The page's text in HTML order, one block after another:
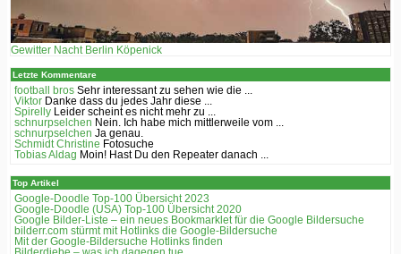
Gewitter Nacht Berlin Köpenick
Letzte Kommentare
football bros Sehr interessant zu sehen wie die ...
Viktor Danke dass du jedes Jahr diese ...
Spirelly
Leider scheint es nicht mehr zu ...
schnurpselchen Nein. Ich habe mich mittlerweile vom ...
schnurpselchen Ja genau.
Schmidt Christine Fotosuche
Tobias Aldag Moin! Hast Du den Repeater danach ...
Top Artikel
Google-Doodle Top-100 Übersicht 2023
Google-Doodle (USA) Top-100 Übersicht 2020
Google Bilder-Liste – ein neues Bookmarklet für die Google Bildersuche
bilderr.соm stürmt mit Hotlinks die Google-Bildersuche
Mit der Google-Bildersuche Hotlinks finden